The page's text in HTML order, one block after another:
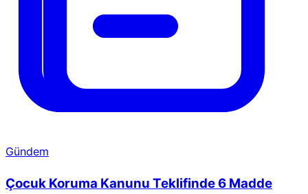
Gündem
Çocuk Koruma Kanunu Teklifinde 6 Madde